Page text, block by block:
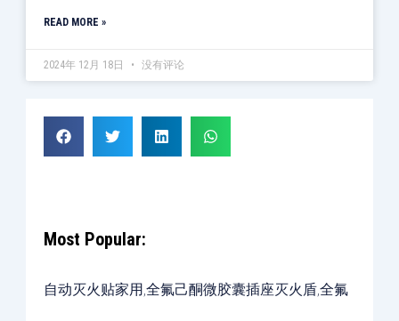
READ MORE »
2024年 12月 18日 没有评论
Most Popular:
自动灭火贴家用,全氟己酮微胶囊插座灭火盾,全氟